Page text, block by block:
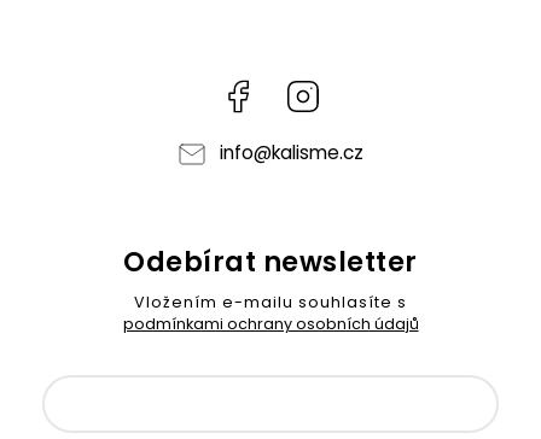
Facebook
info@kalisme.cz
Odebírat newsletter
Vložením e-mailu souhlasíte s
podmínkami ochrany osobních údajů